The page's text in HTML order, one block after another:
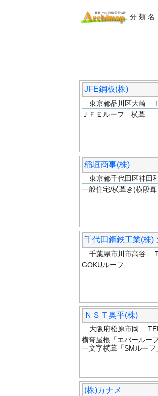
分 類 名
JFE鋼板(株)
東京都品川区大崎
ＪＦＥルーフ 横葺
稲垣商事(株)
東京都千代田区神田
一般住宅/横葺き(横段
千代田鋼鉄工業(株)
千葉県市川市高谷
GOKUルーフ
ＮＳＴ奥平(株)
大阪府松原市岡
横葺屋根「エバールーフ
一文字横葺「SMルーフ
(株)カナメ